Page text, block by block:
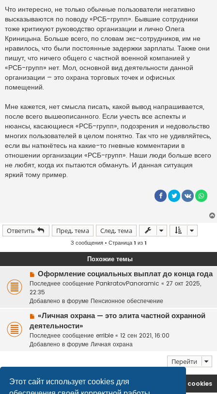
Этот сайт использует cookies для
Что интересно, не только обычные пользователи негативно
высказываются по поводу «РСБ-групп». Бывшие сотрудники
тоже критикуют руководство организации и лично Олега
Криницына. Больше всего, по словам экс-сотрудников, им не
нравилось, что были постоянные задержки зарплаты. Также они
пишут, что ничего общего с частной военной компанией у
«РСБ-групп» нет. Мол, основной вид деятельности данной
организации – это охрана торговых точек и офисных
помещений.
Мне кажется, нет смысла писать, какой вывод напрашивается,
после всего вышеописанного. Если учесть все аспекты и
нюансы, касающиеся «РСБ-групп», подозрения и недовольство
многих пользователей в целом понятно. Так что не удивляйтесь,
если вы наткнётесь на какие-то гневные комментарии в
отношении организации «РСБ-групп». Наши люди больше всего
не любят, когда их пытаются обмануть. И данная ситуация
яркий тому пример.
Ответить Пред. тема След. тема
3 сообщения • Страница1 из1
Похожие темы
Н
о
в
о
с
о
о
б
н
и
е
Оформление социальных выплат до конца года
Последнее сообщение PankratovPanoramic « 27 окт 2025,
22:35
Добавлено в форуме Пенсионное обеспечение
Н
о
о
о
б
«Личная охрана — это элита частной охранной
деятельности»
Последнее сообщение errible « 12 сен 2021, 16:00
Добавлено в форуме Личная охрана
Перейти
На главную Удалить cookies